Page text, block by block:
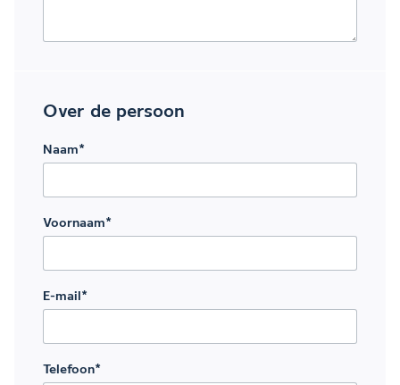
Over de persoon
Naam*
Voornaam*
E-mail *
Telefoon*